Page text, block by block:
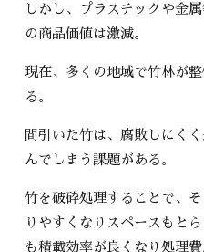
しかし、プラスチックや金
の商品価値は激減。
現在、多くの地域で竹林が
る。
間引いた竹は、腐敗しにく
んでしまう課題がある。
竹を破砕処理することで、
りやすくなりスペースもと
も積載効率が良くなり処理